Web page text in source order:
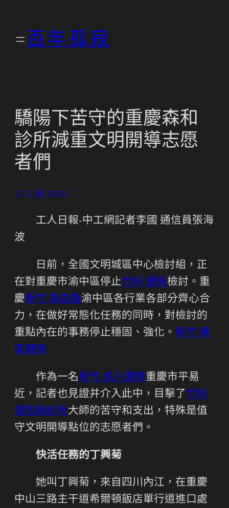
百年孤寂
驕陽下苦守的重慶森和
診所減重文明開導志愿
者們
23 2 月, 2026
工人日報-中工網記者李國 通信員張海
波
日前，全國文明城區中心檢討組，正
在對重慶市渝中區停止竹科 健檢檢討。 重
慶新竹 高血脂渝中區各行業各部分齊心合
力，在做好常態化任務的同時，對檢討的
重點內在的事務停止穩固、強化。 新竹 東
區健檢
作為一名新竹 成人健檢重慶市平易
近，記者也見證并介入此中，目擊了 竹科
慢性病診所大師的苦守和支出，特殊是值
守文明開導點位的志愿者們。
快活任務的丁興菊
她叫丁興菊，來自四川內江，在重慶
中山三路主干道希爾頓飯店單行道進口處